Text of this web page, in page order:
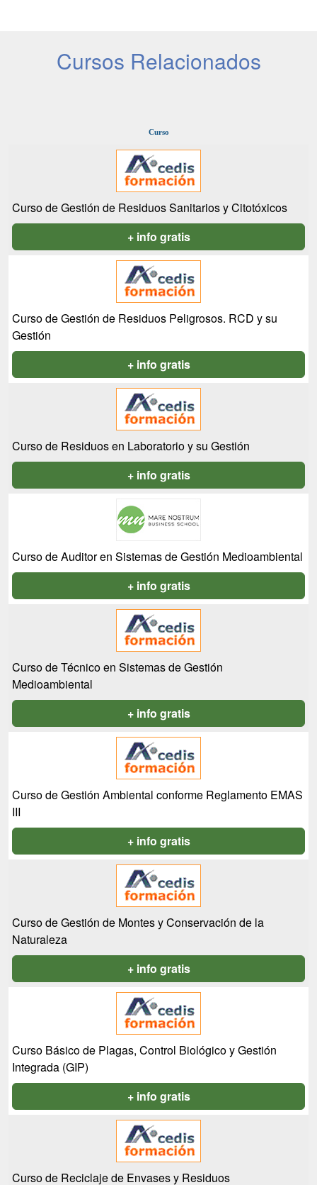
Cursos Relacionados
Curso
Curso de Gestión de Residuos Sanitarios y Citotóxicos
+ info gratis
Curso de Gestión de Residuos Peligrosos. RCD y su
Gestión
+ info gratis
Curso de Residuos en Laboratorio y su Gestión
+ info gratis
Curso de Auditor en Sistemas de Gestión Medioambiental
+ info gratis
Curso de Técnico en Sistemas de Gestión
Medioambiental
+ info gratis
Curso de Gestión Ambiental conforme Reglamento EMAS
III
+ info gratis
Curso de Gestión de Montes y Conservación de la
Naturaleza
+ info gratis
Curso Básico de Plagas, Control Biológico y Gestión
Integrada (GIP)
+ info gratis
Curso de Reciclaje de Envases y Residuos